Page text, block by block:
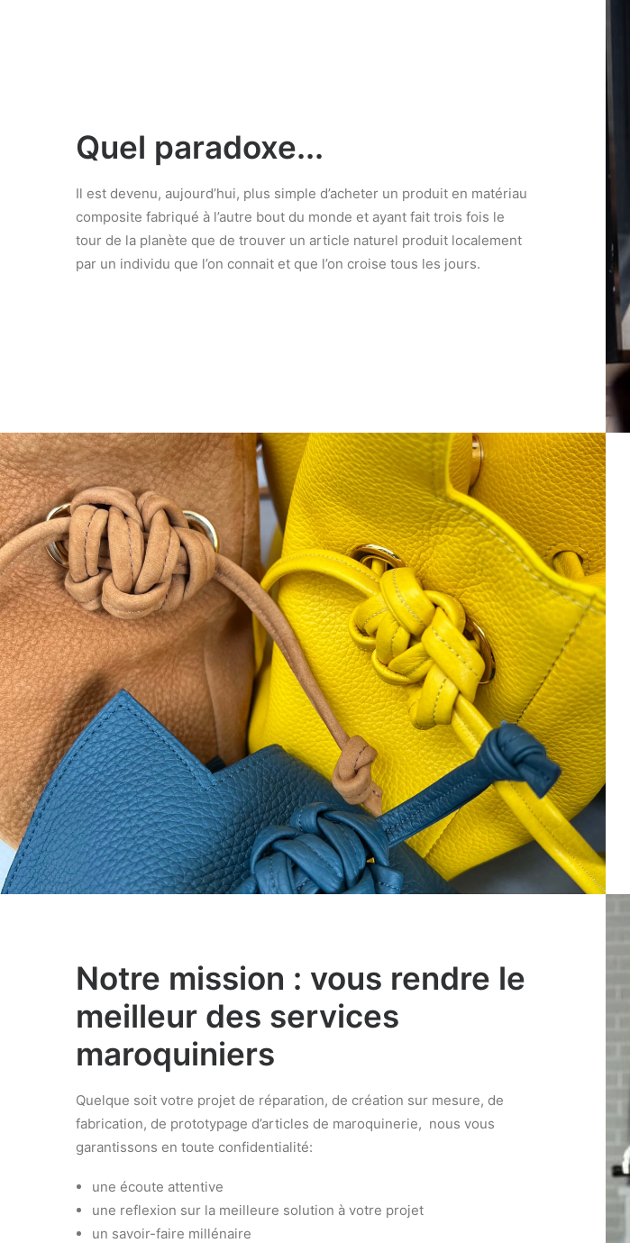
Quel paradoxe...
Il est devenu, aujourd’hui, plus simple d’acheter un produit en matériau
composite fabriqué à l’autre bout du monde et ayant fait trois fois le
tour de la planète que de trouver un article naturel produit localement
par un individu que l’on connait et que l’on croise tous les jours.
Notre mission : vous rendre le
meilleur des services
maroquiniers
Quelque soit votre projet de réparation, de création sur mesure, de
fabrication, de prototypage d’articles de maroquinerie, nous vous
garantissons en toute confidentialité:
une écoute attentive
une reflexion sur la meilleure solution à votre projet
un savoir-faire millénaire